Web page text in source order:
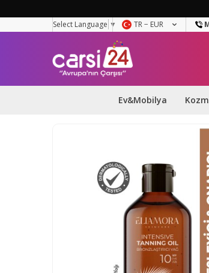
Select Language ▼ TR − EUR
Ev&Mobilya